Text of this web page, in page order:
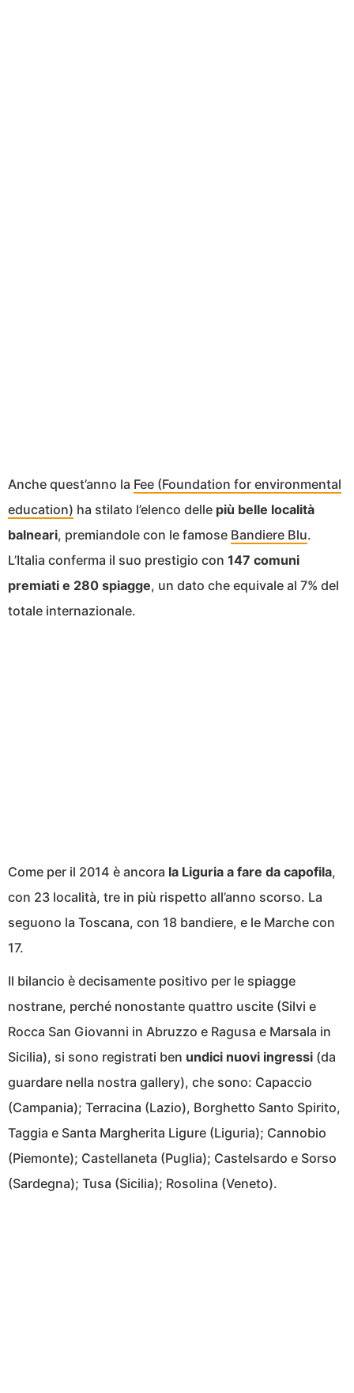
Anche quest’anno la Fee (Foundation for environmental
education) ha stilato l’elenco delle più belle località
balneari, premiandole con le famose Bandiere Blu.
L’Italia conferma il suo prestigio con 147 comuni
premiati e 280 spiagge, un dato che equivale al 7% del
totale internazionale.
Come per il 2014 è ancora la Liguria a fare da capofila,
con 23 località, tre in più rispetto all’anno scorso. La
seguono la Toscana, con 18 bandiere, e le Marche con
17.
Il bilancio è decisamente positivo per le spiagge
nostrane, perché nonostante quattro uscite (Silvi e
Rocca San Giovanni in Abruzzo e Ragusa e Marsala in
Sicilia), si sono registrati ben undici nuovi ingressi (da
guardare nella nostra gallery), che sono: Capaccio
(Campania); Terracina (Lazio), Borghetto Santo Spirito,
Taggia e Santa Margherita Ligure (Liguria); Cannobio
(Piemonte); Castellaneta (Puglia); Castelsardo e Sorso
(Sardegna); Tusa (Sicilia); Rosolina (Veneto).